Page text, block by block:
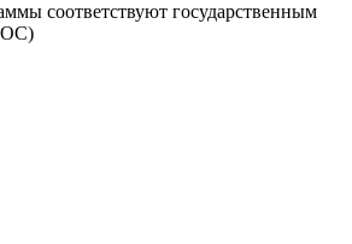
соответствуют государственным